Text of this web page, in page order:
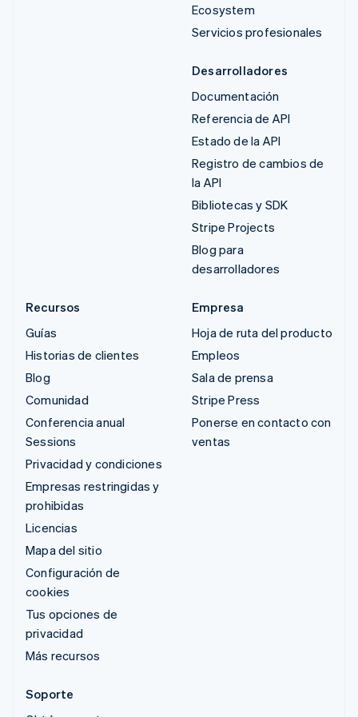
Ecosystem
Servicios profesionales
Desarrolladores
Documentación
Referencia de API
Estado de la API
Registro de cambios de
la API
Bibliotecas y SDK
Stripe Projects
Blog para
desarrolladores
Recursos
Guías
Historias de clientes
Blog
Comunidad
Conferencia anual
Sessions
Privacidad y condiciones
Empresas restringidas y
prohibidas
Licencias
Mapa del sitio
Configuración de
cookies
Tus opciones de
privacidad
Más recursos
Empresa
Hoja de ruta del producto
Empleos
Sala de prensa
Stripe Press
Ponerse en contacto con
ventas
Soporte